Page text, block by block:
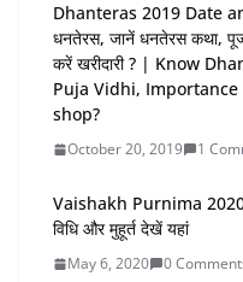
Dhanteras 2019 Date
धनतेरस, जानें धनतेरस कथा,
करें खरीदारी ? | Know
Puja Vidhi,
shop?
October 20, 2019 1
Vaishakh Purnima 2020:
विधि और मुहूर्त देखें यहां
May 6, 2020 0